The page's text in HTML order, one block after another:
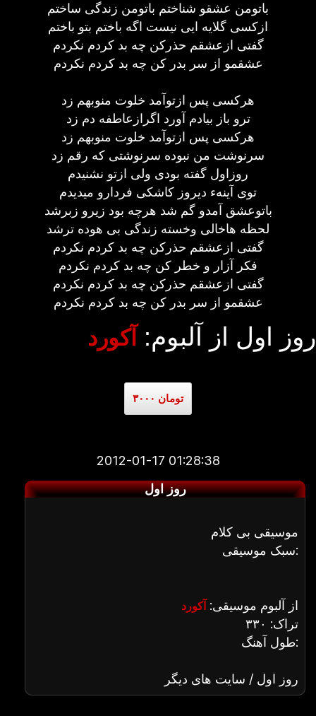
باتومن عشقو شناختم باتومن زندگی ساختم
ازکسی گلایه ایی نیست اگه باختم بتو باختم
گفتی ازعشقم حذرکن چه بد کردم نکردم
عشقمو از سر بدر کن چه بد کردم نکردم
هرکسی پس ازتوآمد خلوت منوبهم زد
ترو باز بیادم آورد اگرازعاطفه دم زد
هرکسی پس ازتوآمد خلوت منوبهم زد
سرنوشت من نبوده سرنوشتی که رقم زد
روزاول گفته بودی ولی ازتو نشنیدم
توی آینهء دیروز کاشکی فردارو میدیدم
باتوعشق آمدو گم شد هرچه بود زیرو زبرشد
لحظه هاخالی وخسته زندگی بی هوده ترشد
گفتی ازعشقم حذرکن چه بد کردم نکردم
فکر آزار و خطر کن چه بد کردم نکردم
گفتی ازعشقم حذرکن چه بد کردم نکردم
عشقمو از سر بدر کن چه بد کردم نکردم
روز اول از آلبوم: آکورد
۳۰۰۰ تومان
2012-01-17 01:28:38
روز اول
موسیقی بی کلام
سبک موسیقی:
از آلبوم موسیقی: آکورد
تراک: ۳۳۰
طول آهنگ:
روز اول / سایت های دیگر